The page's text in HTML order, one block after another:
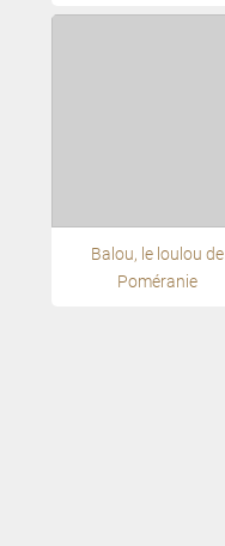
Balou, le loulou de
Poméranie